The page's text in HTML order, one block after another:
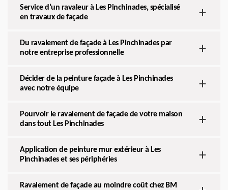
Service d’un ravaleur à Les Pinchinades, spécialisé
en travaux de façade
Du ravalement de façade à Les Pinchinades par
notre entreprise professionnelle
Décider de la peinture façade à Les Pinchinades
avec notre équipe
Pourvoir le ravalement de façade de votre maison
dans tout Les Pinchinades
Application de peinture mur extérieur à Les
Pinchinades et ses périphéries
Ravalement de façade au moindre coût chez BM